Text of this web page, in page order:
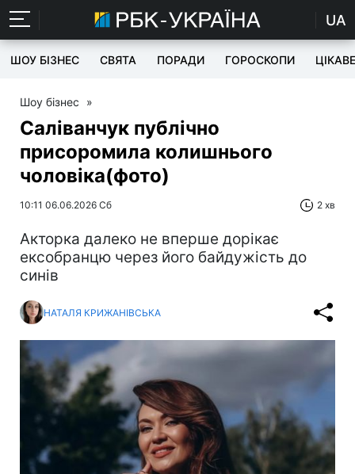
UA
ШОУ БІЗНЕС СВЯТА ПОРАДИ ГОРОСКОПИ ЦІКАВЕ
Шоу бізнес »
Саліванчук публічно
присоромила колишнього
чоловіка(фото)
10:11 06.06.2026 Сб 2 хв
Акторка далеко не вперше дорікає
ексобранцю через його байдужість до
синів
НАТАЛЯ КРИЖАНІВСЬКА